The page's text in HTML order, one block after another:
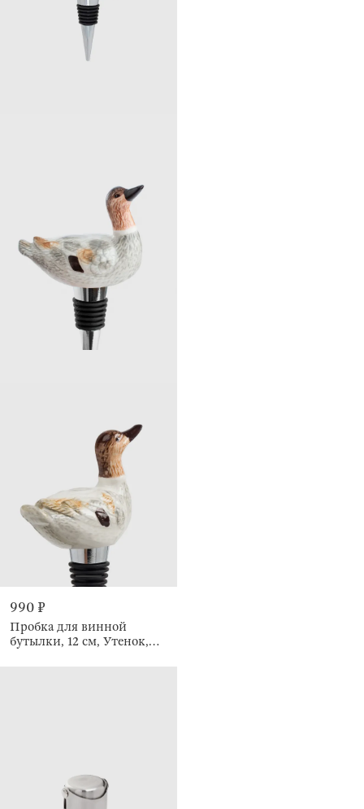
990 ₽
Пробка для винной
бутылки, 12 см, Утенок,